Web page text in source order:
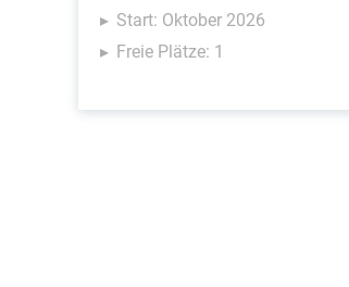
Start: Oktober 2026
Freie Plätze: 1